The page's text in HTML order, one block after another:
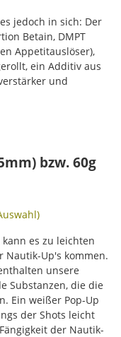
jedoch in sich: Der
Betain, DMPT
Appetitauslöser),
ein Additiv aus
und
bzw. 60g
kann es zu leichten
Nautik-Up's kommen.
unsere
Substanzen, die die
Ein weißer Pop-Up
der Shots leicht
der Nautik-